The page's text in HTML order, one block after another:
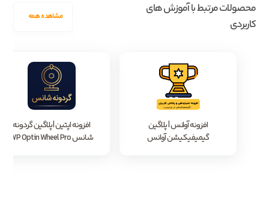
محصولات مرتبط با آموزش های
کاربردی
مشاهده همه
افزونه آوانس | پلاگین
گیمیفیکیشن آوانس
افزونه اپتین | پلاگین گردونه
شانس WP Optin Wheel Pro